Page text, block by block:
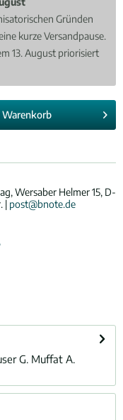
Gründen
kurze Versandpause.
13. August priorisiert
Warenkorb
Wersaber Helmer 15, D-
| post@bnote.de
G. Muffat A.